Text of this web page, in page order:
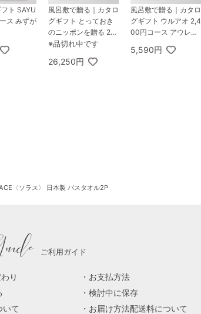
ト SAYU
ス みずが
風呂敷で贈る｜カタロ
グギフト とっておき
のニッポンを贈る 20,
900円コース 時唯 ＋
ーツクーヘン 8個入
※品切れ中です
26,250円
風呂敷で贈る｜カタロ
グギフト ウルアオ 2,4
00円コース アウレリ
テール Speciality Cof
5,590円
〈ソラス〉 日本製 バスタオル2P
ご利用ガイド
り
お支払方法
検討中に保存
いて
お届け方法配送料について